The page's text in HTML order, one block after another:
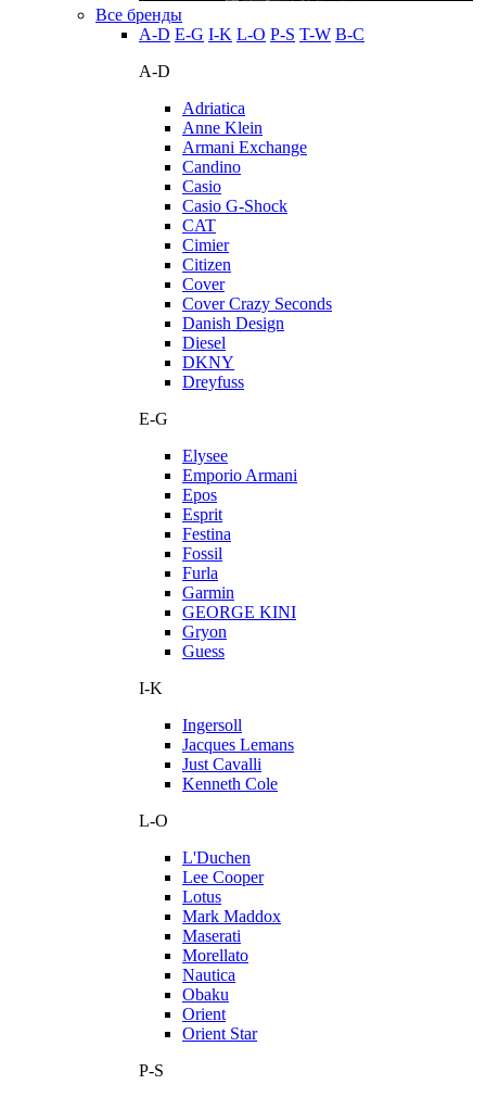
Все бренды
A-D E-G I-K L-O P-S T-W В-С
A-D
Adriatica
Anne Klein
Armani Exchange
Candino
Casio
Casio G-Shock
CAT
Cimier
Citizen
Cover
Cover Crazy Seconds
Danish Design
Diesel
DKNY
Dreyfuss
E-G
Elysee
Emporio Armani
Epos
Esprit
Festina
Fossil
Furla
Garmin
GEORGE KINI
Gryon
Guess
I-K
Ingersoll
Jacques Lemans
Just Cavalli
Kenneth Cole
L-O
L'Duchen
Lee Cooper
Lotus
Mark Maddox
Maserati
Morellato
Nautica
Obaku
Orient
Orient Star
P-S